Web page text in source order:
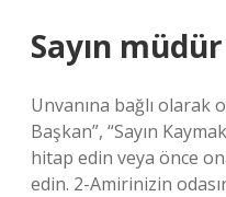
Sayın müdür
Unvanına bağlı olarak
Başkan”, “Sayın
hitap edin veya önce
edin. 2-Amirinizin